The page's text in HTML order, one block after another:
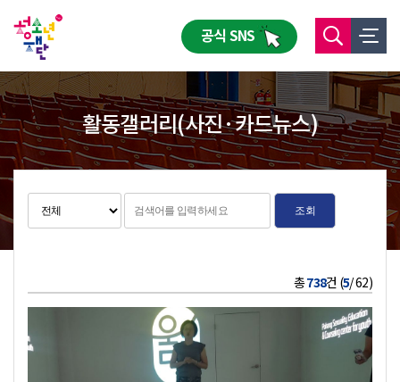
공식 SNS
활동갤러리(사진·카드뉴스)
조회
총738건 (5/ 62)